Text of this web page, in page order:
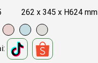
x 345 x H624 mm